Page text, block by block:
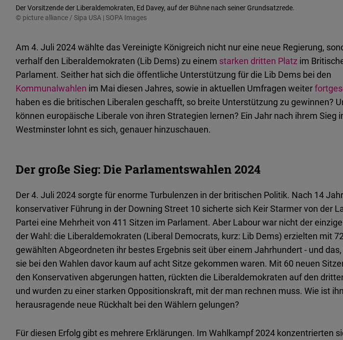
Der Vorsitzende der Liberaldemokraten, Ed Davey, auf der Bühne nach seiner Grundsatzrede.
© picture alliance / Sipa USA | SOPA Images
Am 4. Juli 2024 wählte das Vereinigte Königreich nicht nur eine neue Regierung,
verhalf den Liberaldemokraten (Lib Dems) zu einem starken dritten Platz im
Parlament. Seither hat sich die öffentliche Unterstützung für die Lib Dems bei den
Kommunalwahlen im Mai diesen Jahres, sowie in aktuellen Umfragen weiter
haben es die britischen Liberalen geschafft, so breite Unterstützung zu gewinnen?
können europäische Liberale von ihren Strategien lernen? Ein Jahr nach ihrem Sieg
Westminster lohnt es sich, genauer hinzuschauen.
Der große Sieg: Die Parlamentswahlen 2024
Der 4. Juli 2024 sorgte für enorme Turbulenzen in der britischen Politik. Nach 14
konservativer Führung in der Downing Street 10 sicherte sich Keir Starmer von der
Partei eine Mehrheit von 411 Sitzen im Parlament. Aber Labour war nicht der
der Wahl: die Liberaldemokraten (Liberal Democrats, kurz: Lib Dems) erzielten mit
gewählten Abgeordneten ihr bestes Ergebnis seit über einem Jahrhundert - und
sie bei den Wahlen davor kaum auf acht Sitze gekommen waren. Mit 60 neuen
den Konservativen abgerungen hatten, rückten die Liberaldemokraten auf den
und wurden zu einer starken Oppositionskraft, mit der man rechnen muss. Wie ist
herausragende neue Rückhalt bei den Wählern gelungen?
Für diesen Erfolg gibt es mehrere Erklärungen. Im Wahlkampf 2024 konzentrierten